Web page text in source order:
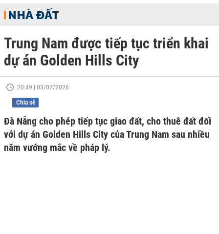
NHÀ ĐẤT
Trung Nam được tiếp tục triển khai
dự án Golden Hills City
20:49 | 03/07/2026
Chia sẻ
Đà Nẵng cho phép tiếp tục giao đất, cho thuê đất đối
với dự án Golden Hills City của Trung Nam sau nhiều
năm vướng mắc về pháp lý.